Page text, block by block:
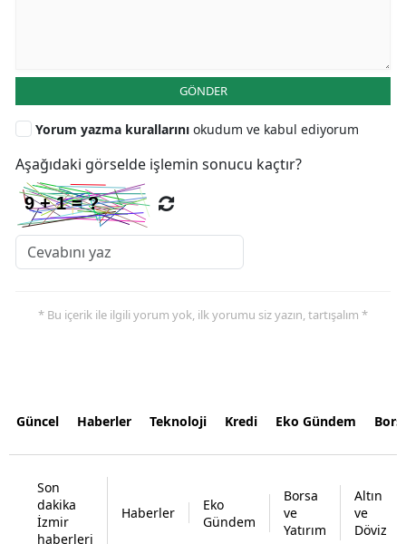
GÖNDER
Yorum yazma kurallarını okudum ve kabul ediyorum
Aşağıdaki görselde işlemin sonucu kaçtır?
* Bu içerik ile ilgili yorum yok, ilk yorumu siz yazın, tartışalım *
Güncel Haberler Teknoloji Kredi Eko Gündem
Son
dakika
İzmir
haberleri
Haberler
Eko
Gündem
Borsa
ve
Yatırım
Altın
ve
Döviz